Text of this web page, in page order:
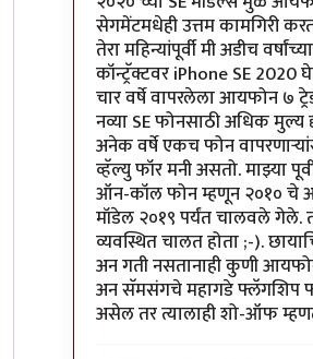
सेगमेंटमधेही उत्तम कामगिरी
तेरा महिन्यांपूर्वी मी अडीच
कॉन्ट्रॅक्टवर iPhone SE 2020
चार वर्षे वापरलेला आयफोन ७
नव्या SE फोनसाठी अधिक मुल्य
अनेक वर्षे एकच फोन
व्हॅल्यु फॉर मनी असतो. माझ्या
ऑन-कॉल फोन म्हणून २०१० चे
मॉडेल २०१९ पर्यंत चालवले गेले.
व्यवस्थित चालत होता ;-).
अन गती नसतानाही कुणी आयफोन
अन सॅमसंगचे महागडे फ्लॅगशिप
असेल तर त्यालाही शो-ऑफ